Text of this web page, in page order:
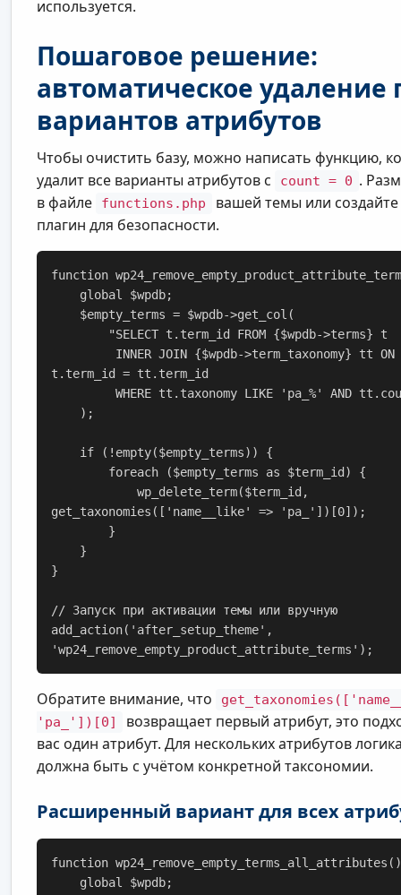
используется.
Пошаговое решение:
автоматическое удаление
вариантов атрибутов
Чтобы очистить базу, можно написать функцию,
удалит все варианты атрибутов с
count = 0 .
в файле
functions.php
вашей темы или
плагин для безопасности.
function
t.term_id = tt.term_id
get_taxonomies(['name__like' => 'pa_'])[0]);
}
// Запуск при активации темы или вручную
add_action('after_setup_theme',
'wp24_remove_empty_product_attribute_terms');
Обратите внимание, что
'pa_'])[0]
возвращает первый атрибут, это
вас один атрибут. Для нескольких атрибутов
должна быть с учётом конкретной таксономии.
Расширенный вариант для всех
function